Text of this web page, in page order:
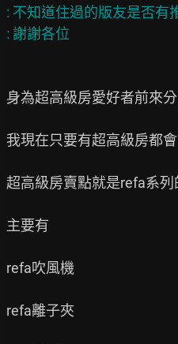
: 不知道住過的版友是否有
身為超高級房愛好者前來
我現在只要有超高級房都
超高級房賣點就是refa系
主要有
refa吹風機
refa離子夾